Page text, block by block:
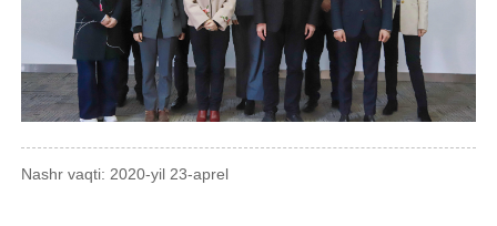
Nashr vaqti: 2020-yil 23-aprel